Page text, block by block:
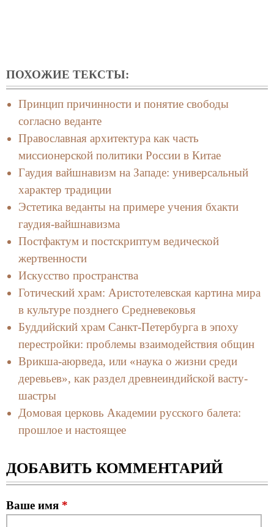
ПОХОЖИЕ ТЕКСТЫ:
Принцип причинности и понятие свободы
согласно веданте
Православная архитектура как часть
миссионерской политики России в Китае
Гаудия вайшнавизм на Западе: универсальный
характер традиции
Эстетика веданты на примере учения бхакти
гаудия-вайшнавизма
Постфактум и постскриптум ведической
жертвенности
Искусство пространства
Готический храм: Аристотелевская картина мира
в культуре позднего Средневековья
Буддийский храм Санкт-Петербурга в эпоху
перестройки: проблемы взаимодействия общин
Врикша-аюрведа, или «наука о жизни среди
деревьев», как раздел древнеиндийской васту-
шастры
Домовая церковь Академии русского балета:
прошлое и настоящее
ДОБАВИТЬ КОММЕНТАРИЙ
Ваше имя *